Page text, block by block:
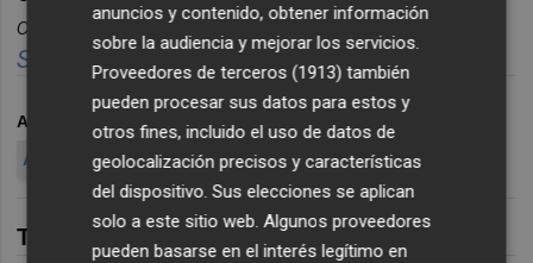
correo para empezar el día informado.
Suscr
bete gratis al bolet n aqu
ARCHIVADO EN
AMICS CASTELLÓ
AYUNTAMIENTO DE CASTELLÓ
TAMBIÉN TE PUEDE INTERESAR
anuncios y contenido, obtener información
sobre la audiencia y mejorar los servicios.
Proveedores de terceros (1913) también
pueden procesar sus datos para estos y
otros fines, incluido el uso de datos de
geolocalización precisos y características
del dispositivo. Sus elecciones se aplican
solo a este sitio web. Algunos proveedores
pueden basarse en el interés legítimo en